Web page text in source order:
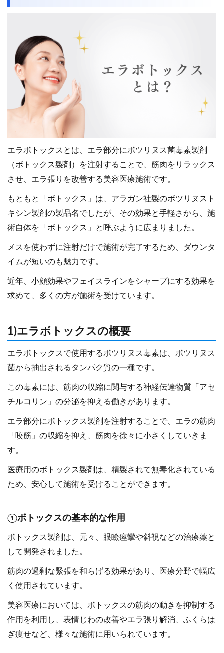
エラボトックスとは、エラ部分にボツリヌス菌毒素製剤
（ボトックス製剤）を注射することで、筋肉をリラックス
させ、エラ張りを改善する美容医療施術です。
もともと「ボトックス」は、アラガン社製のボツリヌスト
キシン製剤の製品名でしたが、その効果と手軽さから、施
術自体を「ボトックス」と呼ぶように広まりました。
メスを使わずに注射だけで施術が完了するため、ダウンタ
イムが短いのも魅力です。
近年、小顔効果やフェイスラインをシャープにする効果を
求めて、多くの方が施術を受けています。
1)エラボトックスの概要
エラボトックスで使用するボツリヌス毒素は、ボツリヌス
菌から抽出されるタンパク質の一種です。
この毒素には、筋肉の収縮に関与する神経伝達物質「アセ
チルコリン」の分泌を抑える働きがあります。
エラ部分にボトックス製剤を注射することで、エラの筋肉
「咬筋」の収縮を抑え、筋肉を徐々に小さくしていきま
す。
医療用のボトックス製剤は、精製されて無毒化されている
ため、安心して施術を受けることができます。
①ボトックスの基本的な作用
ボトックス製剤は、元々、眼瞼痙攣や斜視などの治療薬と
して開発されました。
筋肉の過剰な緊張を和らげる効果があり、医療分野で幅広
く使用されています。
美容医療においては、ボトックスの筋肉の動きを抑制する
作用を利用し、表情じわの改善やエラ張り解消、ふくらは
ぎ痩せなど、様々な施術に用いられています。